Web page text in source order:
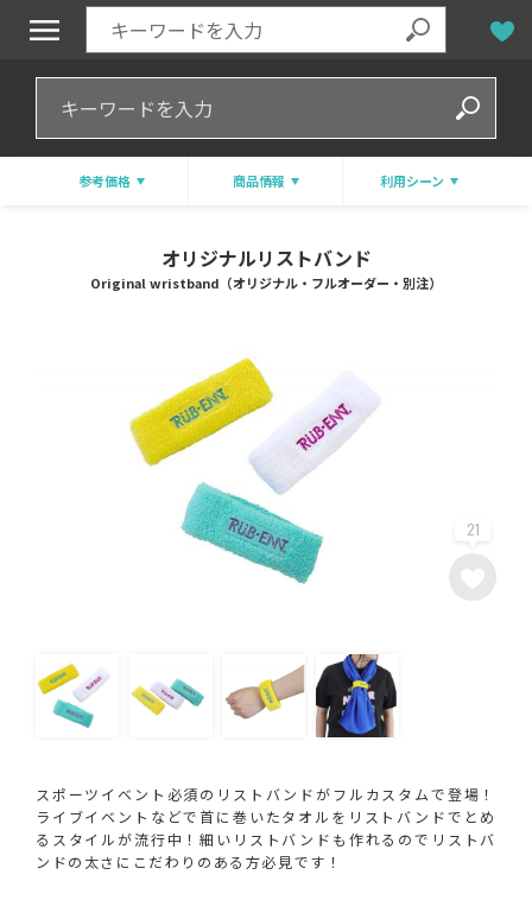
参考価格 商品情報 利用シーン
オリジナルリストバンド
Original wristband（オリジナル・フルオーダー・別注）
21
スポーツイベント必須のリストバンドがフルカスタムで登場！
ライブイベントなどで首に巻いたタオルをリストバンドでとめ
るスタイルが流行中！細いリストバンドも作れるのでリストバ
ンドの太さにこだわりのある方必見です！